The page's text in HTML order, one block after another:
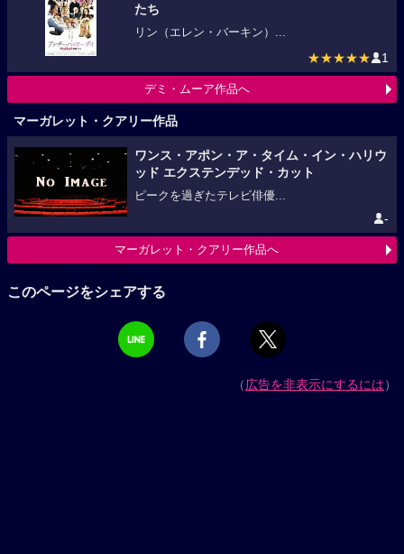
たち
リン（エレン・バーキン）...
★★★★★ 1
デミ・ムーア作品へ
マーガレット・クアリー作品
ワンス・アポン・ア・タイム・イン・ハリウ
ッド エクステンデッド・カット
ピークを過ぎたテレビ俳優...
-
マーガレット・クアリー作品へ
このページをシェアする
（広告を非表示にするには）